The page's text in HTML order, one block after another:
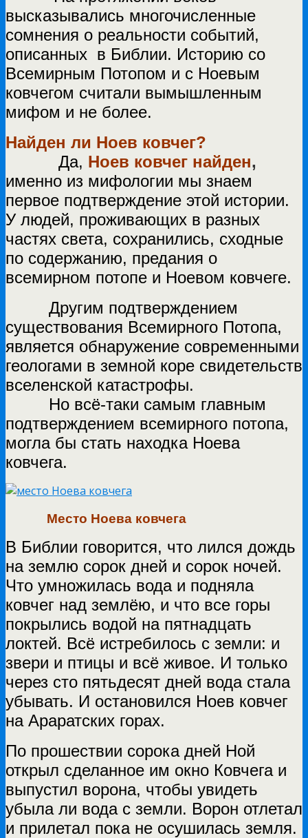
высказывались многочисленные
сомнения о реальности событий,
описанных в Библии. Историю со
Всемирным Потопом и с Ноевым
ковчегом считали вымышленным
мифом и не более.
Найден ли Ноев ковчег?
Да, Ноев ковчег найден,
именно из мифологии мы знаем
первое подтверждение этой истории.
У людей, проживающих в разных
частях света, сохранились, сходные
по содержанию, предания о
всемирном потопе и Ноевом ковчеге.
Другим подтверждением
существования Всемирного Потопа,
является обнаружение современными
геологами в земной коре свидетельств
вселенской катастрофы.
Но всё-таки самым главным
подтверждением всемирного потопа,
могла бы стать находка Ноева
ковчега.
Место Ноева ковчега
В Библии говорится, что лился дождь
на землю сорок дней и сорок ночей.
Что умножилась вода и подняла
ковчег над землёю, и что все горы
покрылись водой на пятнадцать
локтей. Всё истребилось с земли: и
звери и птицы и всё живое. И только
через сто пятьдесят дней вода стала
убывать. И остановился Ноев ковчег
на Араратских горах.
По прошествии сорока дней Ной
открыл сделанное им окно Ковчега и
выпустил ворона, чтобы увидеть
убыла ли вода с земли. Ворон отлетал
и прилетал пока не осушилась земля.